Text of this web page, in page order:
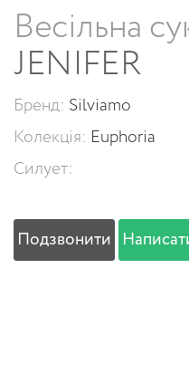
Весільна
JENIFER
Бренд: Silviamo
Колекція: Euphoria
Силует:
Подзвонити